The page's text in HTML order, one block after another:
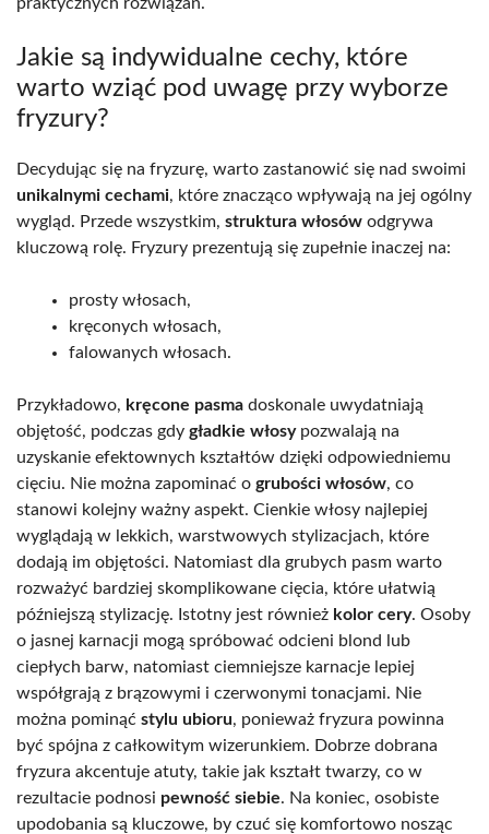
Jakie są indywidualne cechy, które
warto wziąć pod uwagę przy wyborze
fryzury?
Decydując się na fryzurę, warto zastanowić się nad swoimi
unikalnymi cechami, które znacząco wpływają na jej ogólny
wygląd. Przede wszystkim, struktura włosów odgrywa
kluczową rolę. Fryzury prezentują się zupełnie inaczej na:
prosty włosach,
kręconych włosach,
falowanych włosach.
Przykładowo, kręcone pasma doskonale uwydatniają
objętość, podczas gdy gładkie włosypozwalają na
uzyskanie efektownych kształtów dzięki odpowiedniemu
cięciu. Nie można zapominać o grubości włosów, co
stanowi kolejny ważny aspekt. Cienkie włosy najlepiej
wyglądają w lekkich, warstwowych stylizacjach, które
dodają im objętości. Natomiast dla grubych pasm warto
rozważyć bardziej skomplikowane cięcia, które ułatwią
późniejszą stylizację. Istotny jest również kolor cery. Osoby
o jasnej karnacji mogą spróbować odcieni blond lub
ciepłych barw, natomiast ciemniejsze karnacje lepiej
współgrają z brązowymi i czerwonymi tonacjami. Nie
można pominąć stylu ubioru, ponieważ fryzura powinna
być spójna z całkowitym wizerunkiem. Dobrze dobrana
fryzura akcentuje atuty, takie jak kształt twarzy, co w
rezultacie podnosi pewność siebie. Na koniec, osobiste
upodobania są kluczowe, by czuć się komfortowo nosząc